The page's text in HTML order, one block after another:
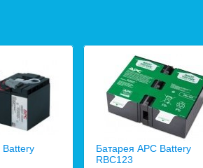
Battery
Батарея APC Battery
RBC123